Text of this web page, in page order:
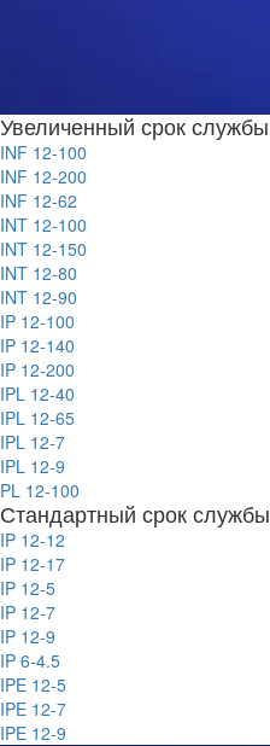
Увеличенный срок службы
INF 12-100
INF 12-200
INF 12-62
INT 12-100
INT 12-150
INT 12-80
INT 12-90
IP 12-100
IP 12-140
IP 12-200
IPL 12-40
IPL 12-65
IPL 12-7
IPL 12-9
PL 12-100
Стандартный срок службы
IP 12-12
IP 12-17
IP 12-5
IP 12-7
IP 12-9
IP 6-4.5
IPE 12-5
IPE 12-7
IPE 12-9